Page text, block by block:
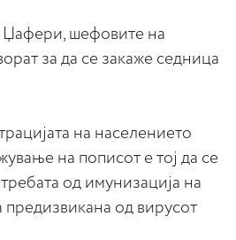
Џафери, шефовите на
за да се закаже седница
на населението
на пописот е тој да се
од имунизација на
предизвикана од вирусот